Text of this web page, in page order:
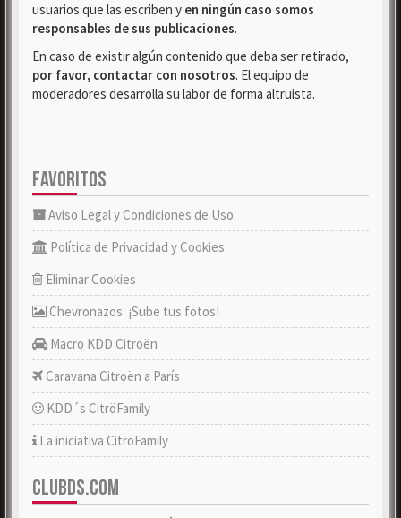
usuarios que las escriben y en ningún caso somos
responsables de sus publicaciones.
En caso de existir algún contenido que deba ser retirado,
por favor, contactar con nosotros. El equipo de
moderadores desarrolla su labor de forma altruista.
FAVORITOS
Aviso Legal y Condiciones de Uso
Política de Privacidad y Cookies
Eliminar Cookies
Chevronazos: ¡Sube tus fotos!
Macro KDD Citroën
Caravana Citroën a París
KDD´s CitröFamily
La iniciativa CitröFamily
CLUBDS.COM